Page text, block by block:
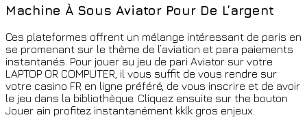
Machine À Sous Aviator Pour De L’argent
Ces plateformes offrent un mélange intéressant de paris en
se promenant sur le thème de l’aviation et para paiements
instantanés. Pour jouer au jeu de pari Aviator sur votre
LAPTOP OR COMPUTER, il vous suffit de vous rendre sur
votre casino FR en ligne préféré, de vous inscrire et de avoir
le jeu dans la bibliothèque. Cliquez ensuite sur the bouton
Jouer ain profitez instantanément kklk gros enjeux.